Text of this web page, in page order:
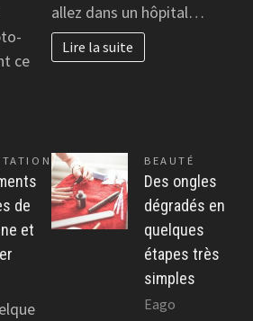
ce
allez dans un hôpital…
Lire la suite
de
et
BEAUTÉ
Des ongles
dégradés en
quelques
étapes très
simples
Eago